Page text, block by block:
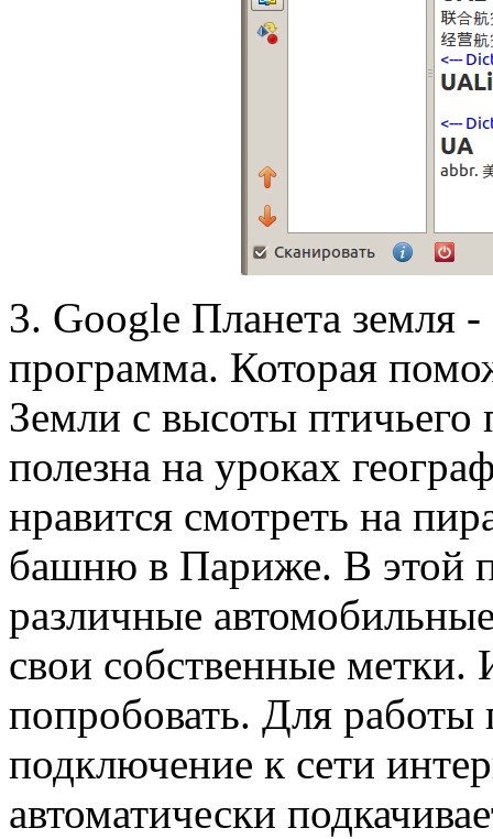
3. Google Планета земля -
программа. Которая
Земли с высоты
полезна на уроках
нравится смотреть на
башню в Париже. В этой
различные
свои собственные метки.
попробовать. Для
подключение к сети
автоматически